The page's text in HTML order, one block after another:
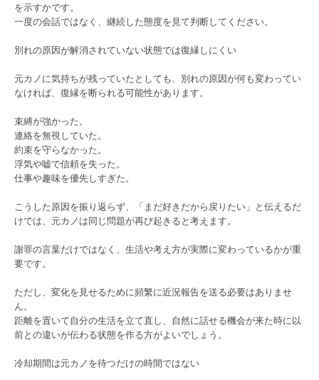
を示すかです。
一度の会話ではなく、継続した態度を見て判断してください。
別れの原因が解消されていない状態では復縁しにくい
元カノに気持ちが残っていたとしても、別れの原因が何も変わってい
なければ、復縁を断られる可能性があります。
束縛が強かった。
連絡を無視していた。
約束を守らなかった。
浮気や嘘で信頼を失った。
仕事や趣味を優先しすぎた。
こうした原因を振り返らず、「まだ好きだから戻りたい」と伝えるだ
けでは、元カノは同じ問題が再び起きると考えます。
謝罪の言葉だけではなく、生活や考え方が実際に変わっているかが重
要です。
ただし、変化を見せるために頻繁に近況報告を送る必要はありませ
ん。
距離を置いて自分の生活を立て直し、自然に話せる機会が来た時に以
前との違いが伝わる状態を作る方がよいでしょう。
冷却期間は元カノを待つだけの時間ではない